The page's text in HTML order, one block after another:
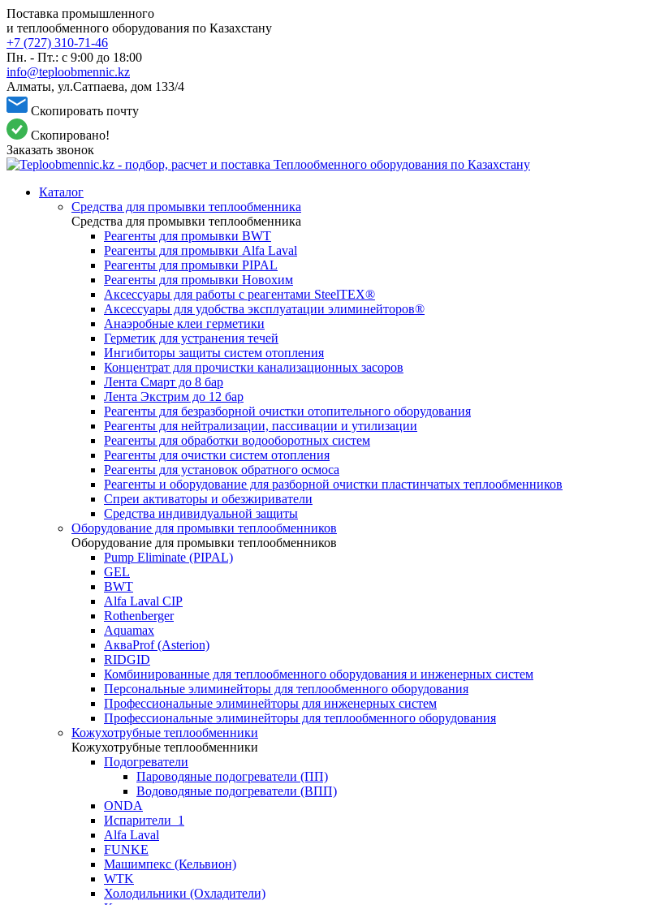
Поставка промышленного
и теплообменного оборудования по Казахстану
+7 (727) 310-71-46
Пн. - Пт.: с 9:00 до 18:00
info@teploobmennic.kz
Алматы, ул.Сатпаева, дом 133/4
Скопировать почту
Скопировано!
Заказать звонок
Каталог
Средства для промывки теплообменника
Средства для промывки теплообменника
Реагенты для промывки BWT
Реагенты для промывки Alfa Laval
Реагенты для промывки PIPAL
Реагенты для промывки Новохим
Аксессуары для работы с реагентами SteelTEX®
Аксессуары для удобства эксплуатации элиминейторов®
Анаэробные клеи герметики
Герметик для устранения течей
Ингибиторы защиты систем отопления
Концентрат для прочистки канализационных засоров
Лента Смарт до 8 бар
Лента Экстрим до 12 бар
Реагенты для безразборной очистки отопительного оборудования
Реагенты для нейтрализации, пассивации и утилизации
Реагенты для обработки водооборотных систем
Реагенты для очистки систем отопления
Реагенты для установок обратного осмоса
Реагенты и оборудование для разборной очистки пластинчатых теплообменников
Спреи активаторы и обезжириватели
Средства индивидуальной защиты
Оборудование для промывки теплообменников
Оборудование для промывки теплообменников
Pump Eliminate (PIPAL)
GEL
BWT
Alfa Laval CIP
Rothenberger
Aquamax
АкваProf (Asterion)
RIDGID
Комбинированные для теплообменного оборудования и инженерных систем
Персональные элиминейторы для теплообменного оборудования
Профессиональные элиминейторы для инженерных систем
Профессиональные элиминейторы для теплообменного оборудования
Кожухотрубные теплообменники
Кожухотрубные теплообменники
Подогреватели
Пароводяные подогреватели (ПП)
Водоводяные подогреватели (ВПП)
ONDA
Испарители_1
Alfa Laval
FUNKE
Машимпекс (Кельвион)
WTK
Холодильники (Охладители)